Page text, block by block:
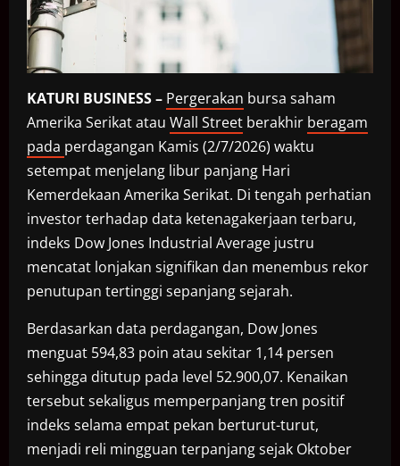
KATURI BUSINESS – Pergerakan bursa saham
Amerika Serikat atau Wall Street berakhir beragam
pada perdagangan Kamis (2/7/2026) waktu
setempat menjelang libur panjang Hari
Kemerdekaan Amerika Serikat. Di tengah perhatian
investor terhadap data ketenagakerjaan terbaru,
indeks Dow Jones Industrial Average justru
mencatat lonjakan signifikan dan menembus rekor
penutupan tertinggi sepanjang sejarah.
Berdasarkan data perdagangan, Dow Jones
menguat 594,83 poin atau sekitar 1,14 persen
sehingga ditutup pada level 52.900,07. Kenaikan
tersebut sekaligus memperpanjang tren positif
indeks selama empat pekan berturut-turut,
menjadi reli mingguan terpanjang sejak Oktober